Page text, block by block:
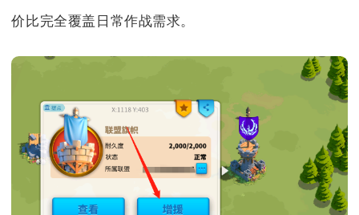
价比完全覆盖日常作战需求。